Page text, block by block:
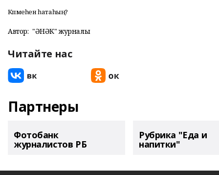
Күпмеһен һатаһың?
Автор: "ҺӘНӘК" журналы
Читайте нас
Партнеры
Фотобанк
журналистов РБ
Рубрика "Еда и
напитки"